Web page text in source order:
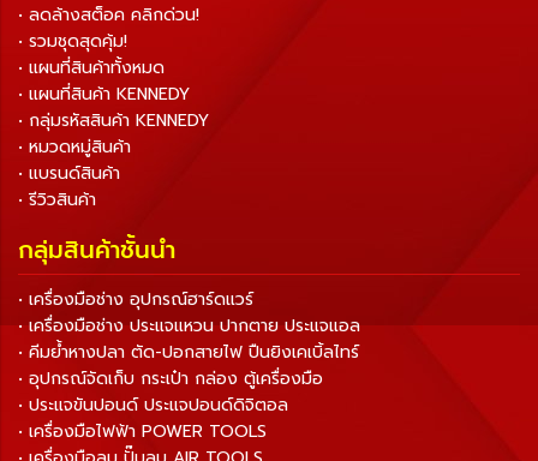
• ลดล้างสต็อค คลิกด่วน!
• รวมชุดสุดคุ้ม!
• แผนที่สินค้าทั้งหมด
• แผนที่สินค้า KENNEDY
• กลุ่มรหัสสินค้า KENNEDY
• หมวดหมู่สินค้า
• แบรนด์สินค้า
• รีวิวสินค้า
กลุ่มสินค้าชั้นนำ
• เครื่องมือช่าง อุปกรณ์ฮาร์ดแวร์
• เครื่องมือช่าง ประแจแหวน ปากตาย ประแจแอล
• คีมย้ำหางปลา ตัด-ปอกสายไฟ ปืนยิงเคเบิ้ลไทร์
• อุปกรณ์จัดเก็บ กระเป๋า กล่อง ตู้เครื่องมือ
• ประแจขันปอนด์ ประแจปอนด์ดิจิตอล
• เครื่องมือไฟฟ้า POWER TOOLS